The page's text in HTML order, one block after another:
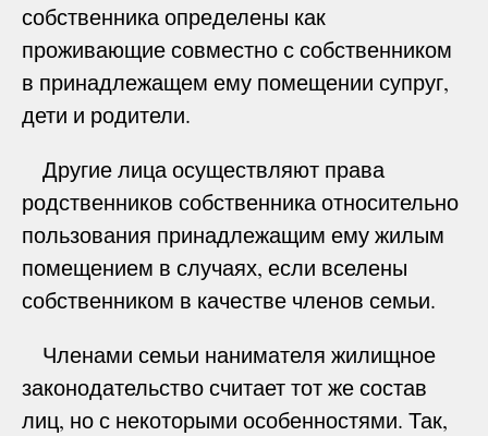
собственника определены как
проживающие совместно с собственником
в принадлежащем ему помещении супруг,
дети и родители.
Другие лица осуществляют права
родственников собственника относительно
пользования принадлежащим ему жилым
помещением в случаях, если вселены
собственником в качестве членов семьи.
Членами семьи нанимателя жилищное
законодательство считает тот же состав
лиц, но с некоторыми особенностями. Так,